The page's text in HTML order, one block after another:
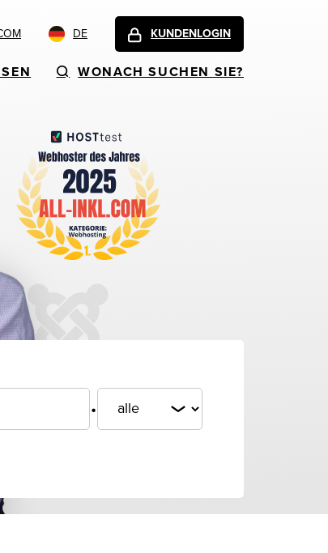
DE KUNDENLOGIN
WONACH SUCHEN SIE?
.